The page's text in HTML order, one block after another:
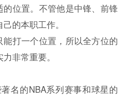
位置。不管他是中锋、前锋
的本职工作。
打一个位置，所以全方位的
非常重要。
名的NBA系列赛事和球星的